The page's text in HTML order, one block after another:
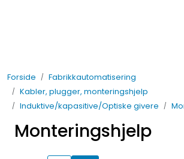
Forside
Fabrikkautomatisering
Kabler, plugger, monteringshjelp
Induktive/kapasitive/Optiske givere
Monteringshjelp
Fabrikkautomatisering